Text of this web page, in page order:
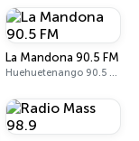
La Mandona 90.5 FM
Huehuetenango 90.5 FM